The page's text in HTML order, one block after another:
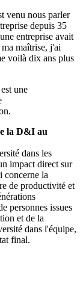
venu nous parler
depuis 35
entreprise avait
maîtrise, j'ai
voilà dix ans plus
une
la D&I au
dans les
impact direct sur
concerne la
de productivité et
personnes issues
et de la
dans l'équipe,
final.